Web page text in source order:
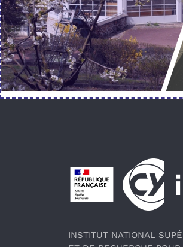
Pied de page
INSTITUT NATIONAL